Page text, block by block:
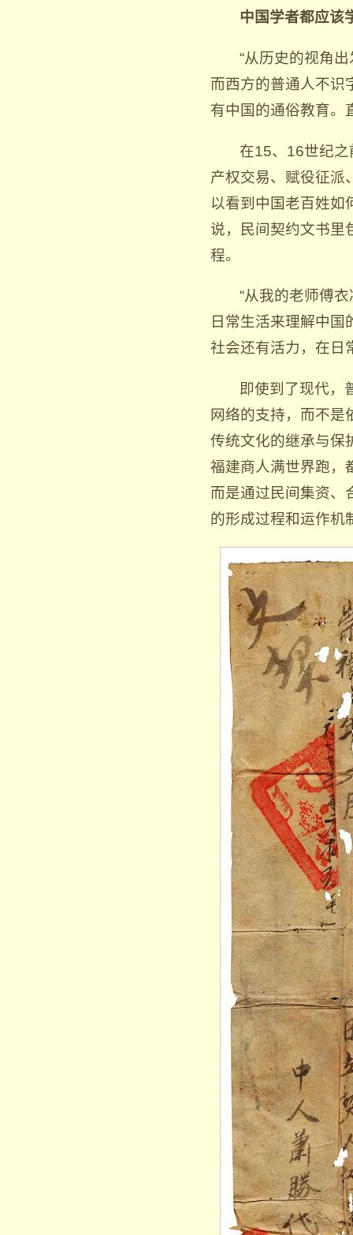
中国学者都应该
“从历史的视角
而西方的普通人不识
有中国的通俗教育。
在15、16世纪
产权交易、赋役征派
以看到中国老百姓如
说，民间契约文书里
程。
“从我的老师傅
日常生活来理解中
社会还有活力，在日
即使到了现代，
网络的支持，而不是
传统文化的继承与保
福建商人满世界跑，
而是通过民间集资、
的形成过程和运作机